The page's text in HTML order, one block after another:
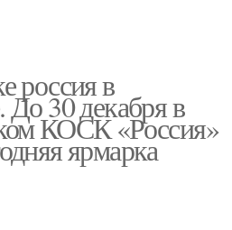
россия в
До 30 декабря в
КОСК «Россия»
ярмарка